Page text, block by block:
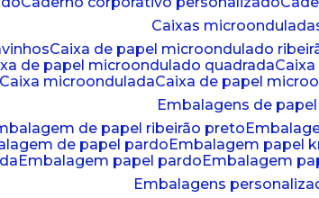
caixas
caixa de papel microondulado
de papel microondulado quadrada
caixa microondulada caixa de papel
embalagens de papel
de papel ribeirão preto
de papel pardo embalagem papel
embalagem papel pardo embalagem
embalagens